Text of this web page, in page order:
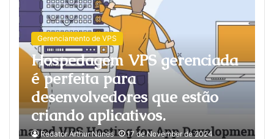
Gerenciamento de VPS
Hospedagem VPS gerenciada
é perfeita para
desenvolvedores que estão
criando aplicativos.
Redator Arthur Nunes
17 de November de 2024